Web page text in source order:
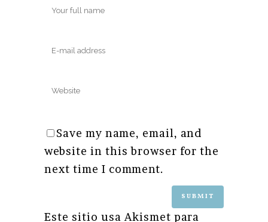
Save my name, email, and
website in this browser for the
next time I comment.
Este sitio usa Akismet para